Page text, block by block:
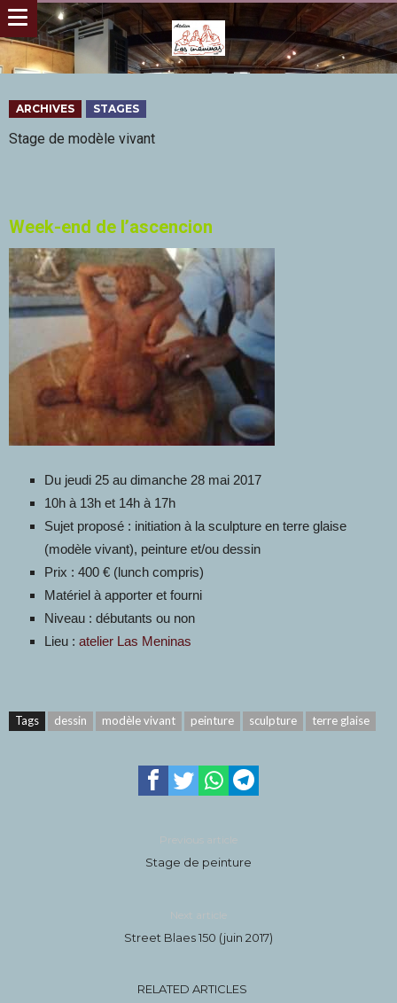
ARCHIVES STAGES
Stage de modèle vivant
Week-end de l’ascencion
Du jeudi 25 au dimanche 28 mai 2017
10h à 13h et 14h à 17h
Sujet proposé : initiation à la sculpture en terre glaise
(modèle vivant), peinture et/ou dessin
Prix : 400 € (lunch compris)
Matériel à apporter et fourni
Niveau : débutants ou non
Lieu : atelier Las Meninas
Tags dessin modèle vivant peinture sculpture terre glaise
Previous article
Stage de peinture
Next article
Street Blaes 150 (juin 2017)
RELATED ARTICLES